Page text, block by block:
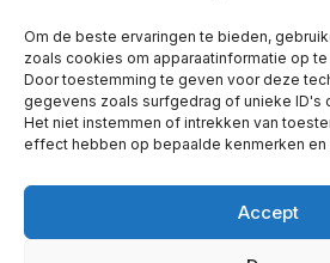
Om de beste ervaringen te bieden,
zoals cookies om apparaatinformatie op
Door toestemming te geven voor deze
gegevens zoals surfgedrag of unieke ID's
Het niet instemmen of intrekken van
effect hebben op bepaalde kenmerken en
Accept
Ads - Before